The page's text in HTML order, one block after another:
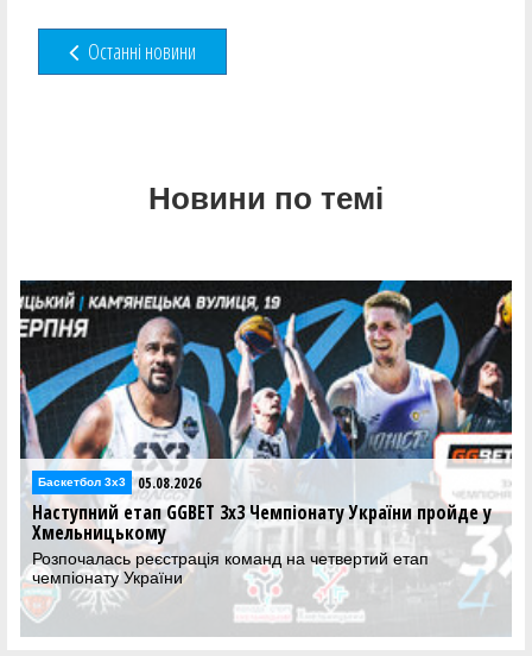
Останні новини
Новини по темі
Баскетбол 3х3 05.08.2026
Наступний етап GGBET 3х3 Чемпіонату України пройде у
Хмельницькому
Розпочалась реєстрація команд на четвертий етап
чемпіонату України